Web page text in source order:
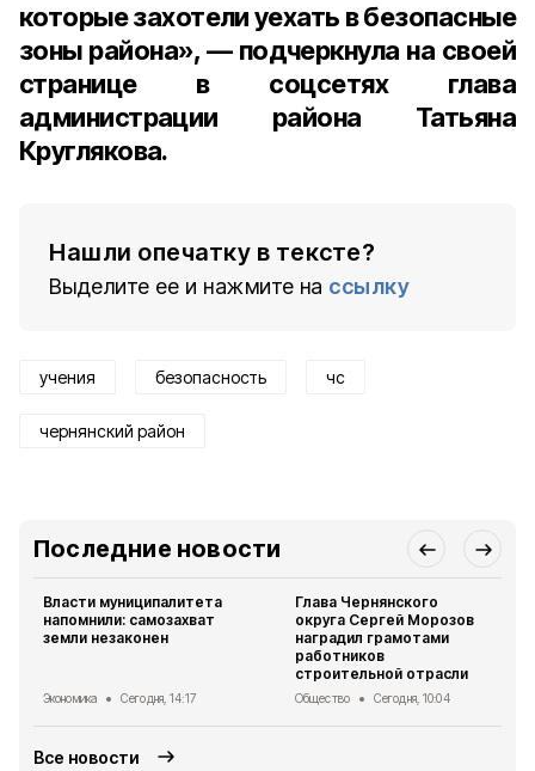
которые захотели уехать в безопасные
зоны района», — подчеркнула на своей
странице в соцсетях глава
администрации района Татьяна
Круглякова.
Нашли опечатку в тексте?
Выделите ее и нажмите на ссылку
учения безопасность чс
чернянский район
Последние новости
Власти муниципалитета
напомнили: самозахват
земли незаконен
Экономика Сегодня, 14:17
Глава Чернянского
округа Сергей Морозов
наградил грамотами
работников
строительной отрасли
Общество Сегодня, 10:04
Все новости